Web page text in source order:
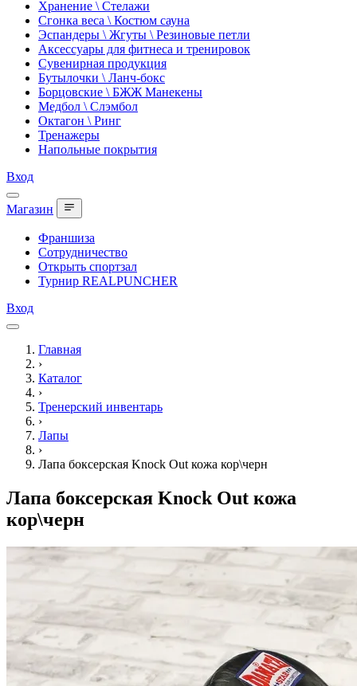
Хранение \ Стелажи
Сгонка веса \ Костюм сауна
Эспандеры \ Жгуты \ Резиновые петли
Аксессуары для фитнеса и тренировок
Сувенирная продукция
Бутылочки \ Ланч-бокс
Борцовские \ БЖЖ Манекены
Медбол \ Слэмбол
Октагон \ Ринг
Тренажеры
Напольные покрытия
Вход
Магазин
Франшиза
Сотрудничество
Открыть спортзал
Турнир REALPUNCHER
Вход
Главная
›
Каталог
›
Тренерский инвентарь
›
Лапы
›
Лапа боксерская Knock Out кожа кор\черн
Лапа боксерская Knock Out кожа
кор\черн